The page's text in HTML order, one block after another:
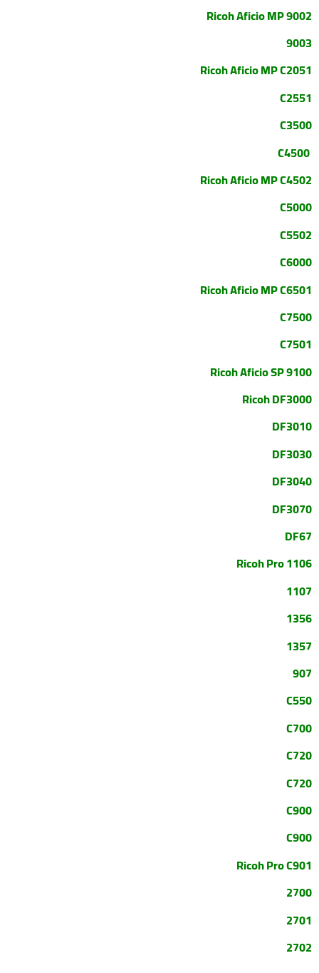
Ricoh Aficio MP 9002
9003
Ricoh Aficio MP C2051
C2551
C3500
Ricoh Aficio MP C4502
C5000
C5502
C6000
Ricoh Aficio MP C6501
C7500
C7501
Ricoh Aficio SP 9100
Ricoh DF3000
DF3010
DF3030
DF3040
DF3070
DF67
Ricoh Pro 1106
1107
1356
1357
907
C550
C700
C720
C720
C900
C900
Ricoh Pro C901
2700
2701
2702